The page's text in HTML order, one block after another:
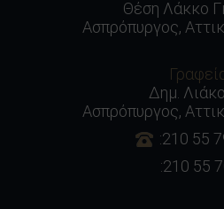
Θέση Λάκκο
Ασπρόπυργος,
Δημ.
Ασπρόπυργος,
:210 55
:210 55